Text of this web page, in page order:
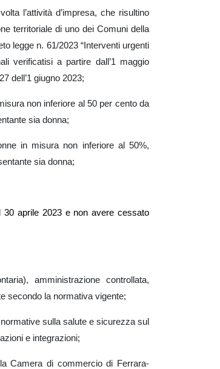
l’attività d’impresa, che risultino
territoriale di uno dei Comuni della
legge n. 61/2023 “Interventi urgenti
verificatisi a partire dall’1 maggio
dell’1 giugno 2023;
non inferiore al 50 per cento da
sia donna;
in misura non inferiore al 50%,
sia donna;
30 aprile 2023 e non avere cessato
amministrazione controllata,
secondo la normativa vigente;
sulla salute e sicurezza sul
e integrazioni;
Camera di commercio di Ferrara-